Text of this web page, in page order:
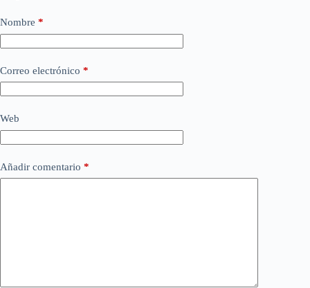
Nombre *
Correo electrónico *
Web
Añadir comentario *